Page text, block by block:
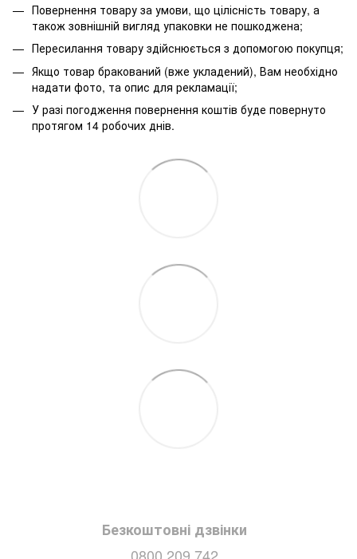
Повернення товару за умови, що цілісність товару, а
також зовнішній вигляд упаковки не пошкоджена;
Пересилання товару здійснюється з допомогою покупця;
Якщо товар бракований (вже укладений), Вам необхідно
надати фото, та опис для рекламації;
У разі погодження повернення коштів буде повернуто
протягом 14 робочих днів.
Безкоштовні дзвінки